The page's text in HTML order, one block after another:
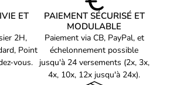
une robustesse à toute épreuve tandis
verre trempé met en valeur l'intérieur de
vue imprenable sur vos composants.
7
2 ports USB-A 3.0
1 port USB-A 2.0
1x 3,5 mm HD-Audio
ET
2H,
Point
vous.
PAIEMENT SÉCURISÉ ET
MODULABLE
Paiement via CB, PayPal, et
échelonnement possible
jusqu'à 24 versements (2x, 3x,
4x, 10x, 12x jusqu'à 24x).